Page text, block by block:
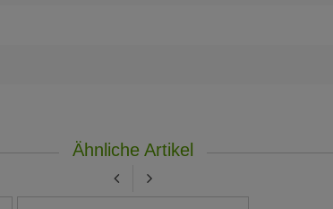
Ähnliche Artikel